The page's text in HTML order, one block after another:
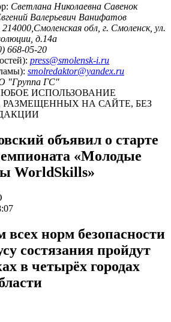
Светлана Николаевна Савенок
Валерьевич Ванифатов
214000,Смоленская обл, г. Смоленск, ул.
д.14а
668-05-20
press@smolensk-i.ru
smolredaktor@yandex.ru
"Группа ГС"
ИСПОЛЬЗОВАНИЕ
НА САЙТЕ, БЕЗ
объявил о старте
«Молодые
WorldSkills»
всех норм безопасности
состязания пройдут
в четырёх городах